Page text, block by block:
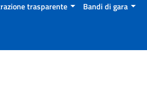
trasparente Bandi di gara